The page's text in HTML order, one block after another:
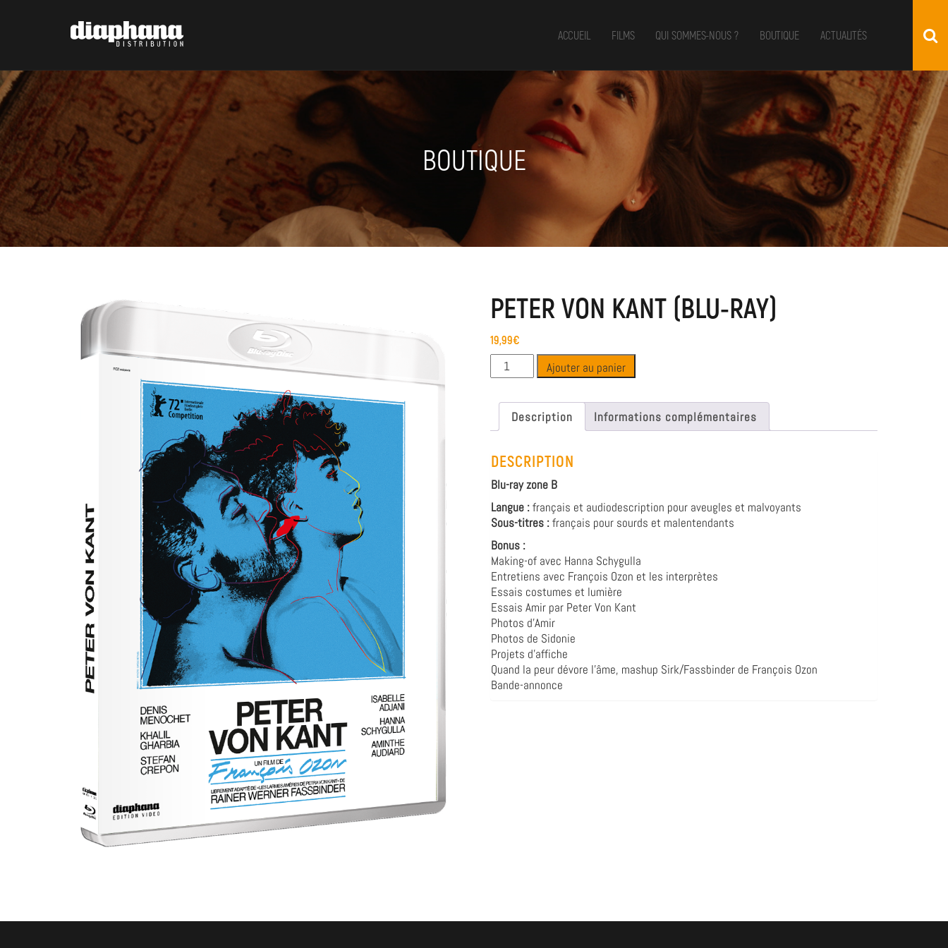
ACCUEIL FILMS QUI SOMMES-NOUS ? BOUTIQUE ACTUALITÉS
BOUTIQUE
PETER VON KANT (BLU-RAY)
19,99€
Ajouter au panier
Description Informations complémentaires
DESCRIPTION
Blu-ray zone B
Langue :français et audiodescription pour aveugles et malvoyants
Sous-titres :français pour sourds et malentendants
Bonus :
Making-of avec Hanna Schygulla
Entretiens avec François Ozon et les interprètes
Essais costumes et lumière
Essais Amir par Peter Von Kant
Photos d’Amir
Photos de Sidonie
Projets d’affiche
Quand la peur dévore l’âme, mashup Sirk/Fassbinder de François Ozon
Bande-annonce